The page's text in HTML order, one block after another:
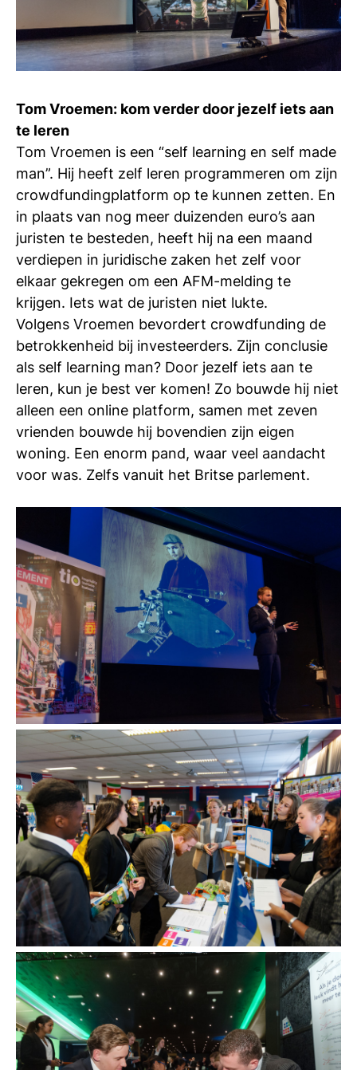
Tom Vroemen: kom verder door jezelf iets aan
te leren
Tom Vroemen is een “self learning en self made
man”. Hij heeft zelf leren programmeren om zijn
crowdfundingplatform op te kunnen zetten. En
in plaats van nog meer duizenden euro’s aan
juristen te besteden, heeft hij na een maand
verdiepen in juridische zaken het zelf voor
elkaar gekregen om een AFM-melding te
krijgen. Iets wat de juristen niet lukte.
Volgens Vroemen bevordert crowdfunding de
betrokkenheid bij investeerders. Zijn conclusie
als self learning man? Door jezelf iets aan te
leren, kun je best ver komen! Zo bouwde hij niet
alleen een online platform, samen met zeven
vrienden bouwde hij bovendien zijn eigen
woning. Een enorm pand, waar veel aandacht
voor was. Zelfs vanuit het Britse parlement.